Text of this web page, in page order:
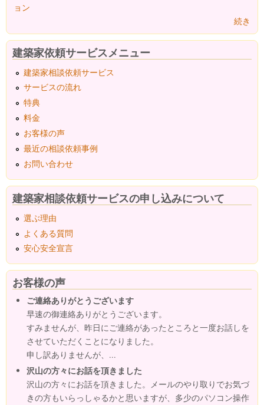
ョン
続き
建築家依頼サービスメニュー
建築家相談依頼サービス
サービスの流れ
特典
料金
お客様の声
最近の相談依頼事例
お問い合わせ
建築家相談依頼サービスの申し込みについて
選ぶ理由
よくある質問
安心安全宣言
お客様の声
ご連絡ありがとうございます
早速の御連絡ありがとうございます。
すみませんが、昨日にご連絡があったところと一度お話しを
させていただくことになりました。
申し訳ありませんが、...
沢山の方々にお話を頂きました
沢山の方々にお話を頂きました。メールのやり取りでお気づ
きの方もいらっしゃるかと思いますが、多少のパソコン操作